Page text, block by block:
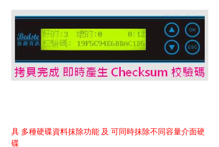
具 多種硬碟資料抹除功能 及 可同時抹除不同容量介面硬
碟